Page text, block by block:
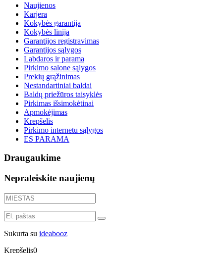
Naujienos
Karjera
Kokybės garantija
Kokybės linija
Garantijos registravimas
Garantijos sąlygos
Labdaros ir parama
Pirkimo salone sąlygos
Prekių grąžinimas
Nestandartiniai baldai
Baldų priežūros taisyklės
Pirkimas išsimokėtinai
Apmokėjimas
Krepšelis
Pirkimo internetu sąlygos
ES PARAMA
Draugaukime
Nepraleiskite naujienų
Sukurta su ideabooz
Krepšelis0